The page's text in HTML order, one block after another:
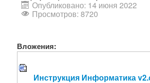
Опубликовано: 14 июня 2022
Просмотров: 8720
Вложения:
Инструкция Информатика